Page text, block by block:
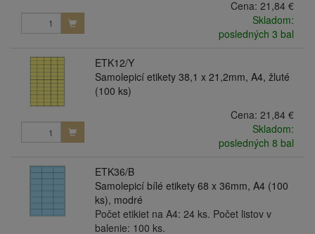
Cena: 21,84 €
Skladom:
posledných 3 bal
ETK12/Y
Samolepicí etikety 38,1 x 21,2mm, A4, žluté
(100 ks)
Cena: 21,84 €
Skladom:
posledných 8 bal
ETK36/B
Samolepicí bílé etikety 68 x 36mm, A4 (100
ks), modré
Počet etikiet na A4: 24 ks. Počet listov v
balenie: 100 ks.